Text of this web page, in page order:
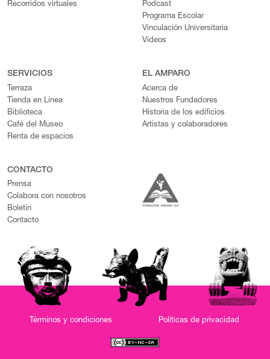
Recorridos virtuales
Podcast
Programa Escolar
Vinculación Universitaria
Videos
SERVICIOS
Terraza
Tienda en Línea
Biblioteca
Café del Museo
Renta de espacios
EL AMPARO
Acerca de
Nuestros Fundadores
Historia de los edificios
Artistas y colaboradores
CONTACTO
Prensa
Colabora con nosotros
Boletín
Contacto
Términos y condiciones Políticas de privacidad